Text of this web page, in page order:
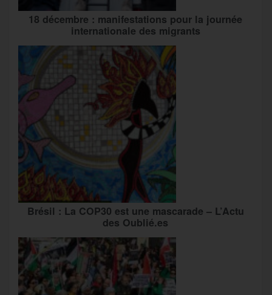
18 décembre : manifestations pour la journée
internationale des migrants
Brésil : La COP30 est une mascarade – L’Actu
des Oublié.es